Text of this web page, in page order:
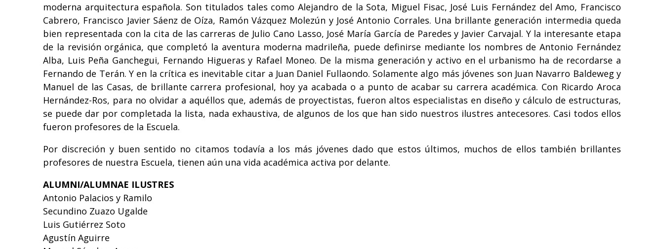
moderna arquitectura española. Son titulados tales como Alejandro de la Sota, Miguel Fisac, José Luis Fernández del Amo, Francisco
Cabrero, Francisco Javier Sáenz de Oíza, Ramón Vázquez Molezún y José Antonio Corrales. Una brillante generación intermedia queda
bien representada con la cita de las carreras de Julio Cano Lasso, José María García de Paredes y Javier Carvajal. Y la interesante etapa
de la revisión orgánica, que completó la aventura moderna madrileña, puede definirse mediante los nombres de Antonio Fernández
Alba, Luis Peña Ganchegui, Fernando Higueras y Rafael Moneo. De la misma generación y activo en el urbanismo ha de recordarse a
Fernando de Terán. Y en la crítica es inevitable citar a Juan Daniel Fullaondo. Solamente algo más jóvenes son Juan Navarro Baldeweg y
Manuel de las Casas, de brillante carrera profesional, hoy ya acabada o a punto de acabar su carrera académica. Con Ricardo Aroca
Hernández-Ros, para no olvidar a aquéllos que, además de proyectistas, fueron altos especialistas en diseño y cálculo de estructuras,
se puede dar por completada la lista, nada exhaustiva, de algunos de los que han sido nuestros ilustres antecesores. Casi todos ellos
fueron profesores de la Escuela.
Por discreción y buen sentido no citamos todavía a los más jóvenes dado que estos últimos, muchos de ellos también brillantes
profesores de nuestra Escuela, tienen aún una vida académica activa por delante.
ALUMNI/ALUMNAE ILUSTRES
Antonio Palacios y Ramilo
Secundino Zuazo Ugalde
Luis Gutiérrez Soto
Agustín Aguirre